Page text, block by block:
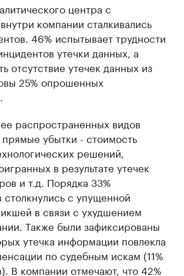
центра с
компании сталкивались
46% испытывает трудности
утечки данных, а
отсутствие утечек данных из
25% опрошенных
распространенных видов
убытки - стоимость
решений,
в результате утечек
и т.д. Порядка 33%
столкнулись с упущенной
в связи с ухудшением
Также были зафиксированы
утечка информации повлекла
по судебным искам (11%
В компании отмечают, что 42%